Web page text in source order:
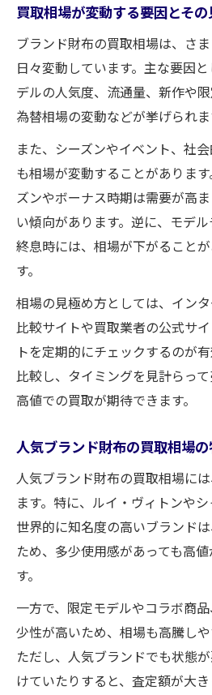
壊れた財布の買取成立
納得価格でブランド財布を
ブランド財布を納得価
買取額に満足できるブ
複数業者比較でブラ
探す
査定アップのためのブ
ント
買取相場が変動する要因とそ
ブランド財布の買取相場は、さ
日々変動しています。主な要因
デルの人気度、流通量、新作や
為替相場の変動などが挙げられま
また、シーズンやイベント、社
も相場が変動することがありま
ズンやボーナス時期は需要が高
い傾向があります。逆に、モデ
終息時には、相場が下がること
す。
相場の見極め方としては、イン
比較サイトや買取業者の公式サ
トを定期的にチェックするのが
比較し、タイミングを見計らっ
高値での買取が期待できます。
人気ブランド財布の買取相場
人気ブランド財布の買取相場に
ます。特に、ルイ・ヴィトンや
世界的に知名度の高いブランド
ため、多少使用感があっても高
す。
一方で、限定モデルやコラボ商
少性が高いため、相場も高騰しや
ただし、人気ブランドでも状態
けていたりすると、査定額が大